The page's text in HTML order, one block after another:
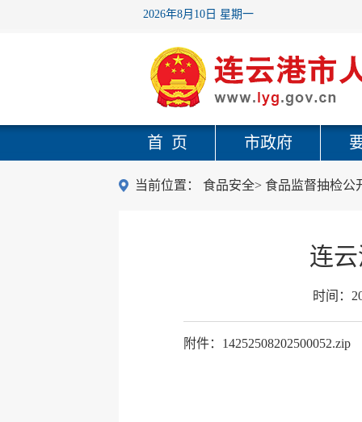
2026年8月10日 星期一
首 页 市政府
当前位置： 食品安全> 食品监督抽检公
连
时间：
附件：14252508202500052.zip